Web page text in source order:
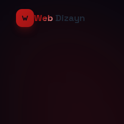
Web Dizayn